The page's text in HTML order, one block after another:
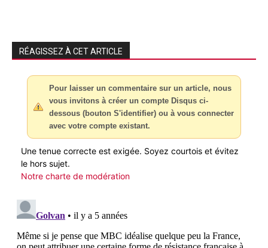
RÉAGISSEZ À CET ARTICLE
Pour laisser un commentaire sur un article, nous
vous invitons à créer un compte Disqus ci-
dessous (bouton S'identifier) ou à vous connecter
avec votre compte existant.
Une tenue correcte est exigée. Soyez courtois et évitez
le hors sujet.
Notre charte de modération